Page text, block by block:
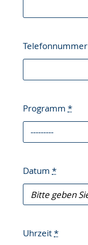
Telefonnummer
Programm *
Datum *
Uhrzeit*